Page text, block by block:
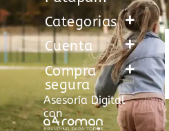
Categorias
Cuenta
Compra
segura
Asesoría Digital
con